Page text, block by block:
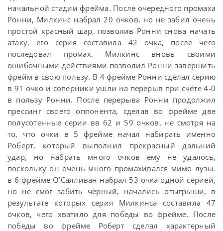
начальной стадии фрейма. После очередного промаха
Ронни, Милкинс набрал 20 очков, но не забил очень
простой красный шар, позволив Ронни снова начать
атаку, его серия составила 42 очка, после чего
последовал промах. Милкинс вновь своими
ошибочными действиями позволил Ронни завершить
фрейм в свою пользу. В 4 фрейме Ронни сделал серию
в 91 очко и соперники ушли на перерыв при счёте 4-0
в пользу Ронни. После перерыва Ронни продолжил
прессинг своего оппонента, сделав во фрейме две
полусотенные серии вв 62 и 59 очков, не смотря на
то, что очки в 5 фрейме начал набирать именно
Роберт, который выполнил прекрасный дальний
удар, но набрать много очков ему не удалось,
поскольку он очень много промахивался мимо лузы.
в 6 фрейме О’Салливан набрал 53 очка одной серией,
но не смог забить чёрный, начались отыгрыши, в
результате которых серия Милкинса составила 47
очков, чего хватило для победы во фрейме. После
победы во фрейме Роберт сделал характерный